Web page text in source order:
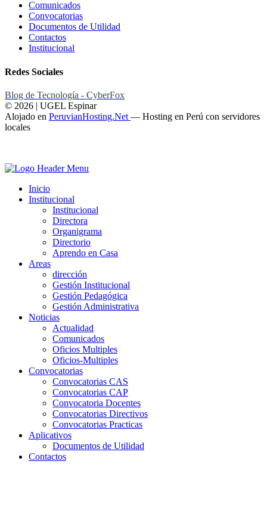
Comunicados
Convocatorias
Documentos de Utilidad
Contactos
Institucional
Redes Sociales
Blog de Tecnología - CyberFox
© 2026 | UGEL Espinar
Alojado en PeruvianHosting.Net — Hosting en Perú con servidores
locales
Inicio
Institucional
Institucional
Directora
Organigrama
Directorio
Aprendo en Casa
Areas
dirección
Gestión Institucional
Gestión Pedagógica
Gestión Administrativa
Noticias
Actualidad
Comunicados
Oficios Multiples
Oficios-Multiples
Convocatorias
Convocatorias CAS
Convocatorias CAP
Convocatoria Docentes
Convocatorias Directivos
Convocatorias Practicas
Aplicativos
Documentos de Utilidad
Contactos